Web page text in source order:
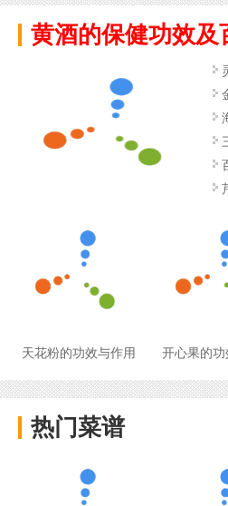
黄酒的保健功效及
天花粉的功效与作用 开心果的功
热门菜谱